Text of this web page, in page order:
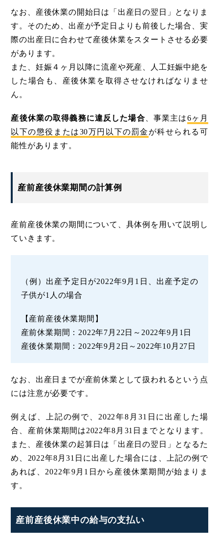
なお、産後休業の開始日は「出産日の翌日」となりま
す。そのため、出産が予定日よりも前後した場合、実
際の出産日に合わせて産後休業をスタートさせる必要
があります。
また、妊娠４ヶ月以降に流産や死産、人工妊娠中絶を
した場合も、産後休業を取得させなければなりませ
ん。
産後休業の取得義務に違反した場合 、事業主は6ヶ月
以下の懲役または30万円以下の罰金 が科せられる可
能性があります。
産前産後休業期間の計算例
産前産後休業の期間について、具体例を用いて説明し
ていきます。
（例）出産予定日が2022年9月1日、出産予定の
子供が1人の場合
【産前産後休業期間】
産前休業期間：2022年7月22日～2022年9月1日
産後休業期間：2022年9月2日～2022年10月27日
なお、出産日までが産前休業として扱われるという点
には注意が必要です。
例えば、上記の例で、2022年8月31日に出産した場
合、産前休業期間は2022年8月31日までとなります。
また、産後休業の起算日は「出産日の翌日」となるた
め、2022年8月31日に出産した場合には、上記の例で
あれば、2022年9月1日から産後休業期間が始まりま
す。
産前産後休業中の給与の支払い